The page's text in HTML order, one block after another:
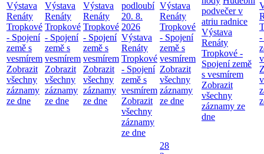
Výstava
Renáty
Tropkové
- Spojení
země s
vesmírem
Zobrazit
všechny
záznamy
ze dne
Výstava
Renáty
Tropkové
- Spojení
země s
vesmírem
Zobrazit
všechny
záznamy
ze dne
Výstava
Renáty
Tropkové
- Spojení
země s
vesmírem
Zobrazit
všechny
záznamy
ze dne
podloubí
20. 8.
2026
Výstava
Renáty
Tropkové
- Spojení
země s
vesmírem
Zobrazit
všechny
záznamy
ze dne
Výstava
Renáty
Tropkové
- Spojení
země s
vesmírem
Zobrazit
všechny
záznamy
ze dne
podvečer v
atriu radnice
Výstava
Renáty
Tropkové -
Spojení země
s vesmírem
Zobrazit
všechny
záznamy ze
dne
-
28